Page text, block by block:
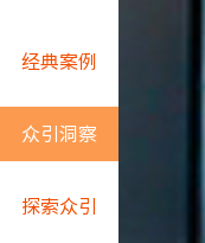
经典案例
众引洞察
探索众引